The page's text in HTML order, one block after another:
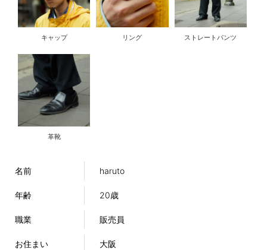
キャップ リング ストレートパンツ
革靴
名前 haruto
年齢 20歳
職業 販売員
お住まい 大阪